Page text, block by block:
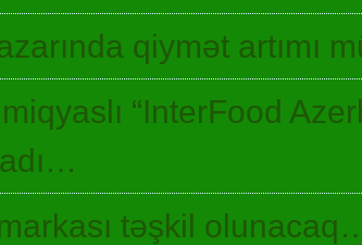
qiymət artımı
“InterFood
təşkil